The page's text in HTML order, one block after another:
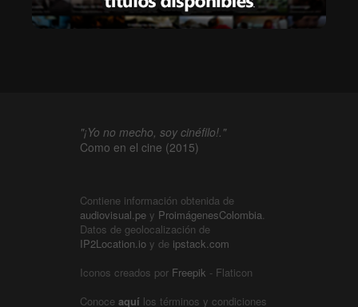
"¡Yo no mecho, soy cinéfilo!."
Como en el cine (2015)
Contiene información obtenida de
audiovisual.pe y ProimágenesColombia.
Datos de geolocalización de
IP2Location.io y de ipstack.com
Iconos creados por Freepik - Flaticon
Conoce aquí los términos y condiciones